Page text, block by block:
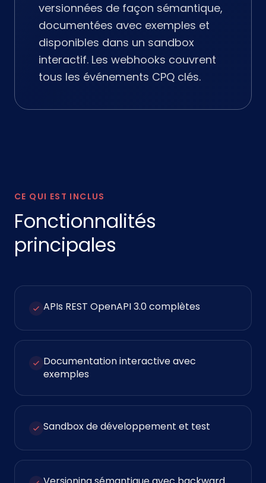
versionnées de façon sémantique,
documentées avec exemples et
disponibles dans un sandbox
interactif. Les webhooks couvrent
tous les événements CPQ clés.
CE QUI EST INCLUS
Fonctionnalités
principales
APIs REST OpenAPI 3.0 complètes
Documentation interactive avec
exemples
Sandbox de développement et test